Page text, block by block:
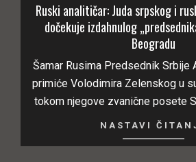
Ruski analitičar: Juda srpskog i
dočekuje izdahnulog
Beogradu
Šamar Rusima Predsednik Srbije
primiće Volodimira Zelenskog u
tokom njegove zvanične posete
NASTAVI